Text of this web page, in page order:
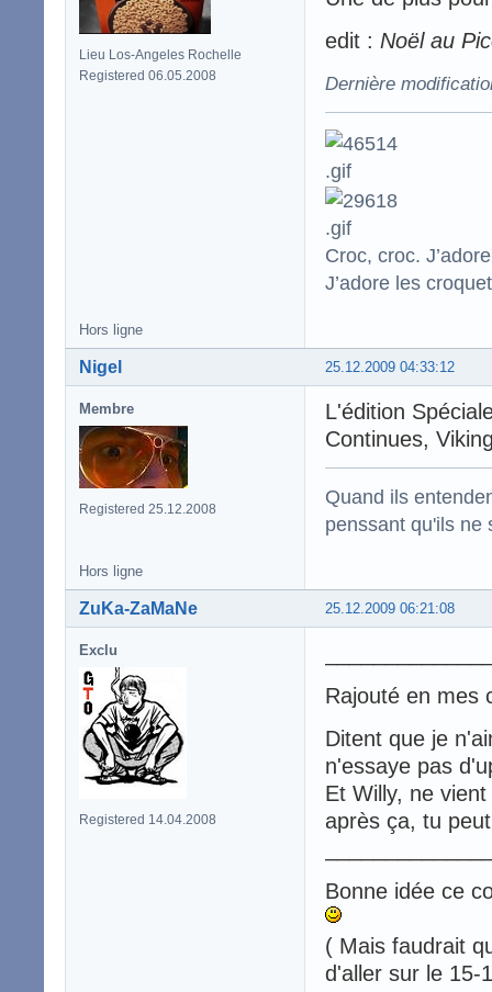
Lieu Los-Angeles Rochelle
Registered 06.05.2008
edit : Noël au
Dernière
Croc, croc.
J’adore les
Hors ligne
25.12.2009 04:33:12
Nigel
Membre
Registered 25.12.2008
L'édition
Continues,
Quand ils
penssant qu'ils ne
Hors ligne
25.12.2009 06:21:08
ZuKa-ZaMaNe
Exclu
Registered 14.04.2008
Rajouté en mes
Ditent que je
n'essaye pas
Et Willy, ne
après ça, tu
Bonne idée ce
( Mais faudrait
d'aller sur le 15-